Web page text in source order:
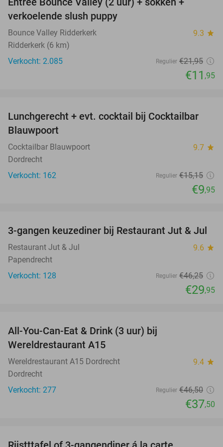
verkoelende slush puppy
Bounce Valley Ridderkerk 9.3 star
Ridderkerk (6 km)
Verkocht: 2.085
Regulier €21,95
€11 ,95
34%
Lunchgerecht + evt. cocktail bij Cocktailbar
Blauwpoort
Cocktailbar Blauwpoort 9.7 star
Dordrecht
Verkocht: 162
Regulier €15,15
€9,95
35%
3-gangen keuzediner bij Restaurant Jut & Jul
Restaurant Jut & Jul 9.6 star
Papendrecht
Verkocht: 128
Regulier €46,25
€29,95
All-You-Can-Eat & Drink (3 uur) bij
Wereldrestaurant A15
Wereldrestaurant A15 Dordrecht 9.4 star
Dordrecht
Verkocht: 277
Regulier €46,50
€37,50